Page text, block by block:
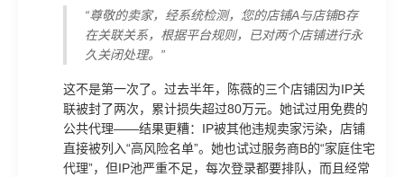
“尊敬的卖家，经系统检测，您的店铺A与店铺B存
在关联关系，根据平台规则，已对两个店铺进行永
久关闭处理。”
这不是第一次了。过去半年，陈薇的三个店铺因为IP关
联被封了两次，累计损失超过80万元。她试过用免费的
公共代理——结果更糟：IP被其他违规卖家污染，店铺
直接被列入“高风险名单”。她也试过服务商B的“家庭住宅
代理”，但IP池严重不足，每次登录都要排队，而且经常